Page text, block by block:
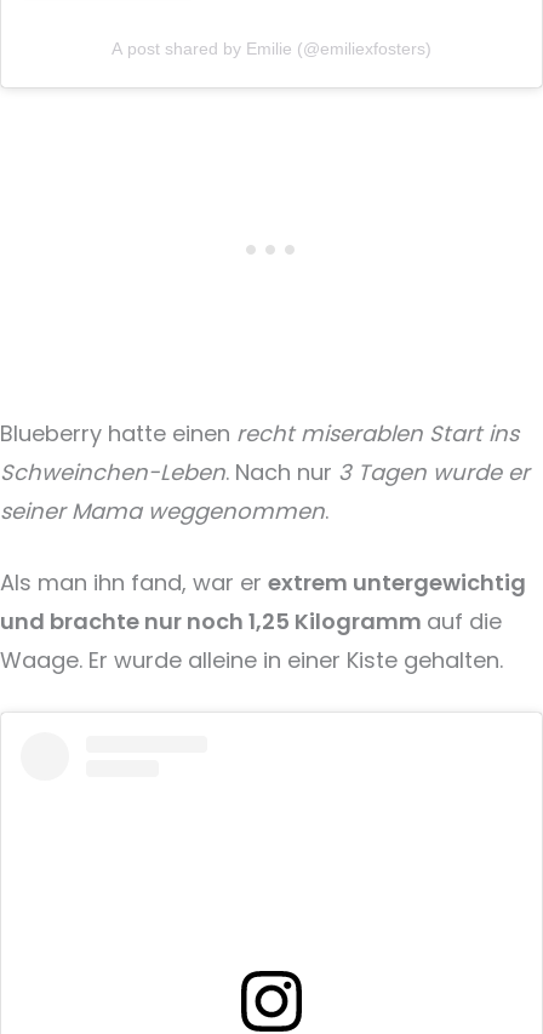
A post shared by Emilie (@emiliexfosters)
Blueberry hatte einen recht miserablen Start ins
Schweinchen-Leben. Nach nur 3 Tagen wurde er
seiner Mama weggenommen.
Als man ihn fand, war er extrem untergewichtig
und brachte nur noch 1,25 Kilogramm auf die
Waage. Er wurde alleine in einer Kiste gehalten.